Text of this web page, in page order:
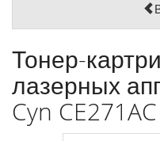
Тонер-
лазерных
Cyn CE271AC